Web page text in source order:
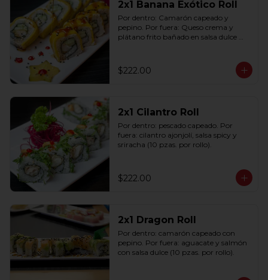
2x1 Banana Exótico Roll
Por dentro: Camarón capeado y
pepino. Por fuera: Queso crema y
plátano frito bañado en salsa dulce
$222.00
2x1 Cilantro Roll
Por dentro: pescado capeado. Por
fuera: cilantro ajonjolí, salsa spicy y
sriracha (10 pzas. por rollo).
$222.00
2x1 Dragon Roll
Por dentro: camarón capeado con
pepino. Por fuera: aguacate y salmón
con salsa dulce (10 pzas. por rollo).